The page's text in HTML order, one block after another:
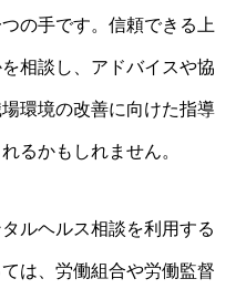
の手です。信頼できる上
相談し、アドバイスや協
環境の改善に向けた指導
るかもしれません。
ルヘルス相談を利用する
は、労働組合や労働監督